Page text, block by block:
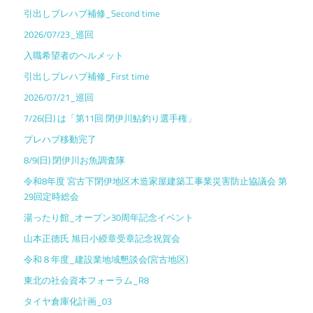
引出しプレハブ補修_Second time
2026/07/23_巡回
入職希望者のヘルメット
引出しプレハブ補修_First time
2026/07/21_巡回
7/26(日) は「第11回 閉伊川鮎釣り選手権」
プレハブ移動完了
8/9(日) 閉伊川お魚調査隊
令和8年度 宮古下閉伊地区木造家屋建築工事業災害防止協議会 第
29回定時総会
湯ったり館_オープン30周年記念イベント
山本正德氏 旭日小綬章受章記念祝賀会
令和８年度_建設業地域懇談会(宮古地区)
東北の社会資本フォーラム_R8
タイヤ倉庫化計画_03